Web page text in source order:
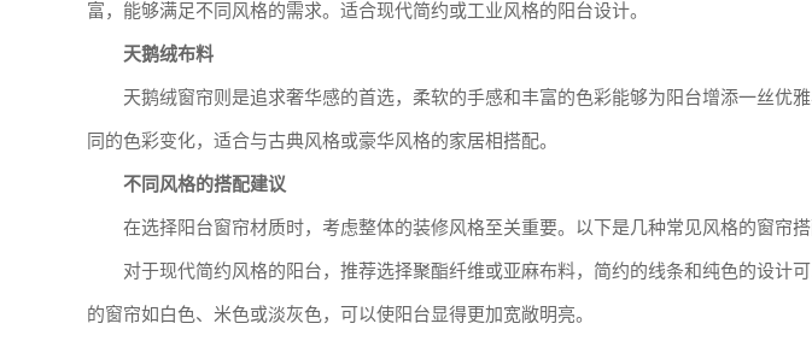
富，能够满足不同风格的需求。适合现代简约或工业风格的阳台设计。
天鹅绒布料
天鹅绒窗帘则是追求奢华感的首选，柔软的手感和丰富的色彩能够为阳台增添一丝优
同的色彩变化，适合与古典风格或豪华风格的家居相搭配。
不同风格的搭配建议
在选择阳台窗帘材质时，考虑整体的装修风格至关重要。以下是几种常见风格的窗帘
对于现代简约风格的阳台，推荐选择聚酯纤维或亚麻布料，简约的线条和纯色的设计
的窗帘如白色、米色或淡灰色，可以使阳台显得更加宽敞明亮。